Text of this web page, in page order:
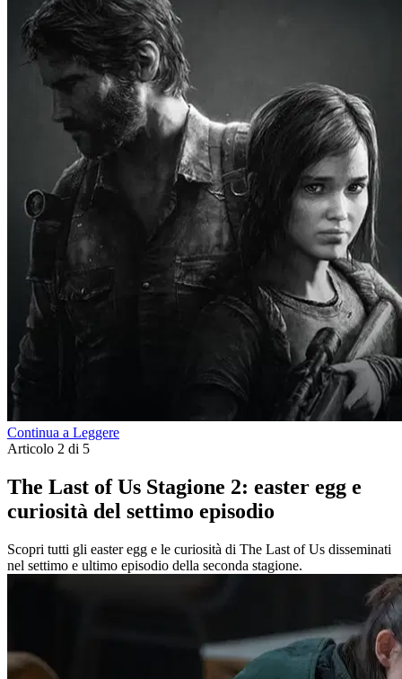
Continua a Leggere
Articolo 2 di 5
The Last of Us Stagione 2: easter egg e
curiosità del settimo episodio
Scopri tutti gli easter egg e le curiosità di The Last of Us disseminati
nel settimo e ultimo episodio della seconda stagione.